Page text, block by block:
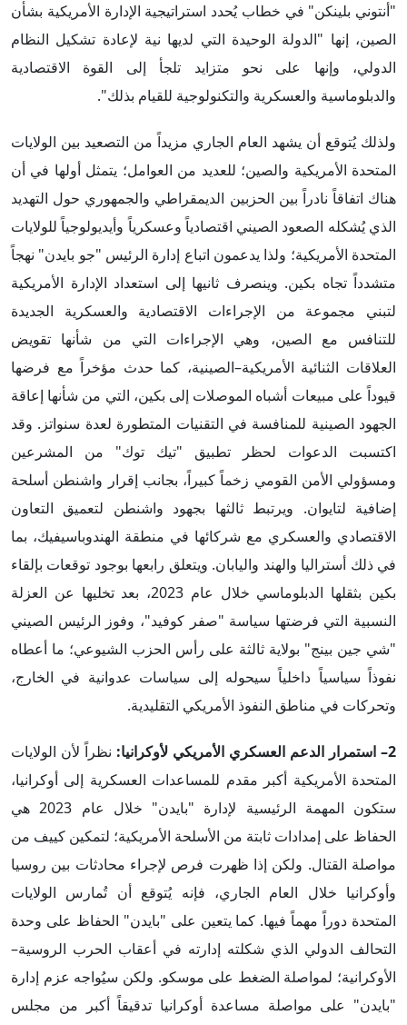
"أنتوني بلينكن" في خطاب يُحدد استراتيجية الإدارة الأمريكية بشأن
الصين، إنها "الدولة الوحيدة التي لديها نية لإعادة تشكيل النظام
الدولي، وإنها على نحو متزايد تلجأ إلى القوة الاقتصادية
والدبلوماسية والعسكرية والتكنولوجية للقيام بذلك".
ولذلك يُتوقع أن يشهد العام الجاري مزيداً من التصعيد بين الولايات
المتحدة الأمريكية والصين؛ للعديد من العوامل؛ يتمثل أولها في أن
هناك اتفاقاً نادراً بين الحزبين الديمقراطي والجمهوري حول التهديد
الذي يُشكله الصعود الصيني اقتصادياً وعسكرياً وأيديولوجياً للولايات
المتحدة الأمريكية؛ ولذا يدعمون اتباع إدارة الرئيس "جو بايدن" نهجاً
متشدداً تجاه بكين. وينصرف ثانيها إلى استعداد الإدارة الأمريكية
لتبني مجموعة من الإجراءات الاقتصادية والعسكرية الجديدة
للتنافس مع الصين، وهي الإجراءات التي من شأنها تقويض
العلاقات الثنائية الأمريكية–الصينية، كما حدث مؤخراً مع فرضها
قيوداً على مبيعات أشباه الموصلات إلى بكين، التي من شأنها إعاقة
الجهود الصينية للمنافسة في التقنيات المتطورة لعدة سنواتز. وقد
اكتسبت الدعوات لحظر تطبيق "تيك توك" من المشرعين
ومسؤولي الأمن القومي زخماً كبيراً، بجانب إقرار واشنطن أسلحة
إضافية لتايوان. ويرتبط ثالثها بجهود واشنطن لتعميق التعاون
الاقتصادي والعسكري مع شركائها في منطقة الهندوباسيفيك، بما
في ذلك أستراليا والهند واليابان. ويتعلق رابعها بوجود توقعات بإلقاء
بكين بثقلها الدبلوماسي خلال عام 2023، بعد تخليها عن العزلة
النسبية التي فرضتها سياسة "صفر كوفيد"، وفوز الرئيس الصيني
"شي جين بينج" بولاية ثالثة على رأس الحزب الشيوعي؛ ما أعطاه
نفوذاً سياسياً داخلياً سيحوله إلى سياسات عدوانية في الخارج،
وتحركات في مناطق النفوذ الأمريكي التقليدية.
2– استمرار الدعم العسكري الأمريكي لأوكرانيا:
نظراً لأن الولايات
المتحدة الأمريكية أكبر مقدم للمساعدات العسكرية إلى أوكرانيا،
ستكون المهمة الرئيسية لإدارة "بايدن" خلال عام 2023 هي
الحفاظ على إمدادات ثابتة من الأسلحة الأمريكية؛ لتمكين كييف من
مواصلة القتال. ولكن إذا ظهرت فرص لإجراء محادثات بين روسيا
وأوكرانيا خلال العام الجاري، فإنه يُتوقع أن تُمارس الولايات
المتحدة دوراً مهماً فيها. كما يتعين على "بايدن" الحفاظ على وحدة
التحالف الدولي الذي شكلته إدارته في أعقاب الحرب الروسية–
الأوكرانية؛ لمواصلة الضغط على موسكو. ولكن سيُواجه عزم إدارة
"بايدن" على مواصلة مساعدة أوكرانيا تدقيقاً أكبر من مجلس